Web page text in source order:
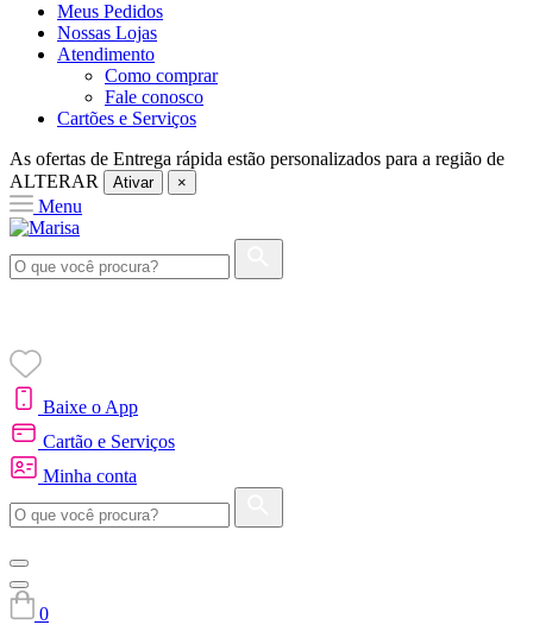
Meus Pedidos
Nossas Lojas
Atendimento
Como comprar
Fale conosco
Cartões e Serviços
As ofertas de Entrega rápida estão personalizados para a região de
ALTERAR
Ativar ×
Menu
Baixe o App
Cartão e Serviços
Minha conta
0